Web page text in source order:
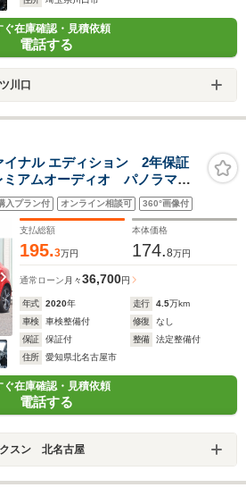
ぐ在庫確認・見積依頼
電話する
川口
ナル エディション 2年保証
アムオーディオ パノラマガ
ミホイール ナビゲーショ
フブラック本革シート シー
ト 禁煙
入プラン付 オンライン相談可 360°画像付
支払総額
195.3万円
本体価格
174.8万円
通常ローン 月々36,700円
年式 2020年 走行 4.5万km
車検
車検整備付 修復
なし
保証
保証付 整備
法定整備付
住所
愛知県北名古屋市
ぐ在庫確認・見積依頼
電話する
スン 北名古屋